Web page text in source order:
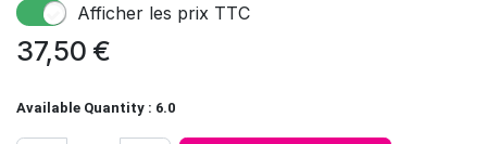
Afficher les prix TTC
37,50 €
Available Quantity : 6.0